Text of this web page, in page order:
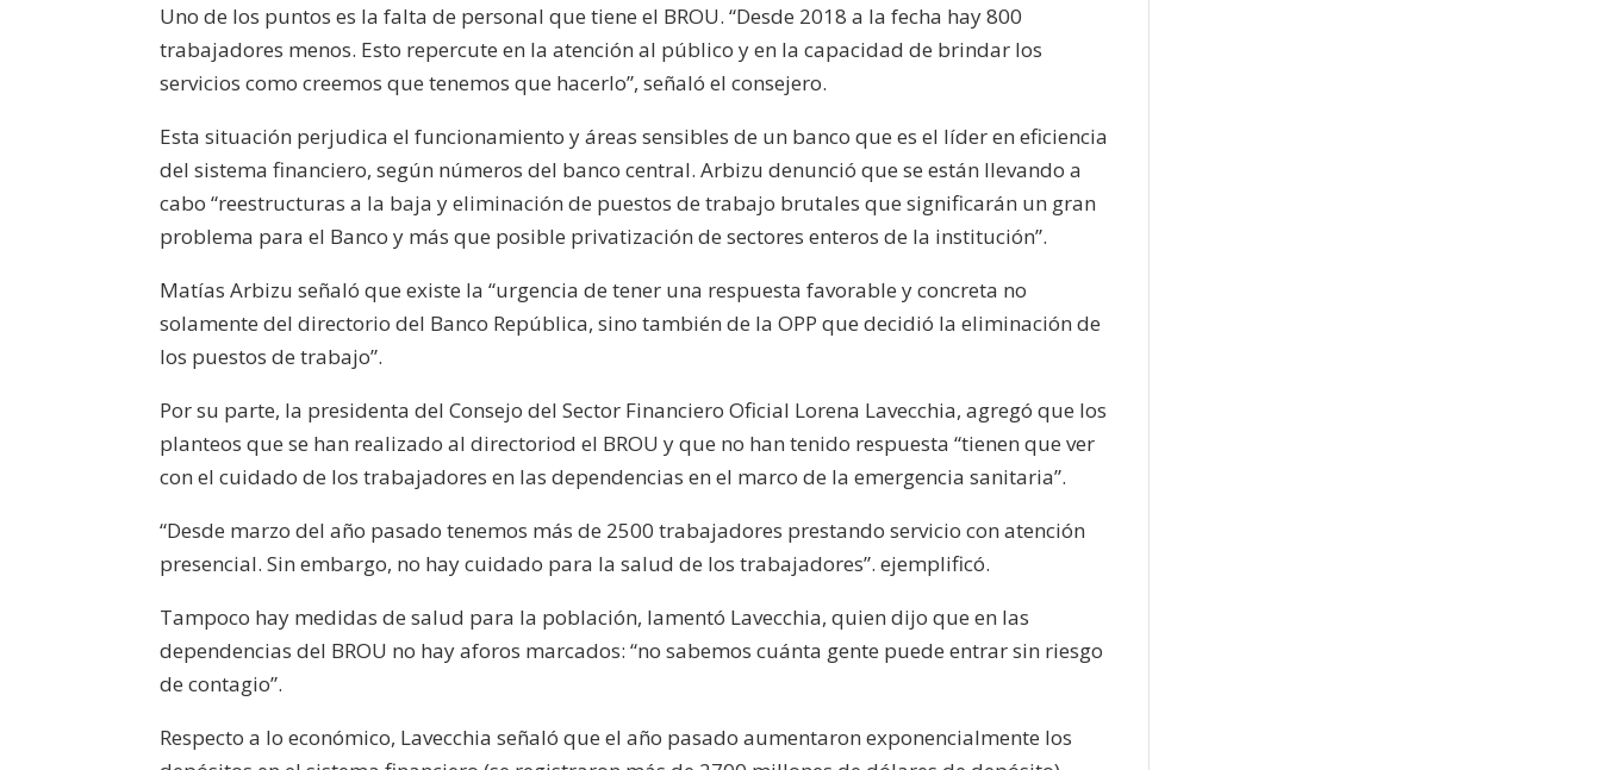
Uno de los puntos es la falta de personal que tiene el BROU. “Desde 2018 a la fecha hay 800
trabajadores menos. Esto repercute en la atención al público y en la capacidad de brindar los
servicios como creemos que tenemos que hacerlo”, señaló el consejero.
Esta situación perjudica el funcionamiento y áreas sensibles de un banco que es el líder en eficiencia
del sistema financiero, según números del banco central. Arbizu denunció que se están llevando a
cabo “reestructuras a la baja y eliminación de puestos de trabajo brutales que significarán un gran
problema para el Banco y más que posible privatización de sectores enteros de la institución”.
Matías Arbizu señaló que existe la “urgencia de tener una respuesta favorable y concreta no
solamente del directorio del Banco República, sino también de la OPP que decidió la eliminación de
los puestos de trabajo”.
Por su parte, la presidenta del Consejo del Sector Financiero Oficial Lorena Lavecchia, agregó que los
planteos que se han realizado al directoriod el BROU y que no han tenido respuesta “tienen que ver
con el cuidado de los trabajadores en las dependencias en el marco de la emergencia sanitaria”.
“Desde marzo del año pasado tenemos más de 2500 trabajadores prestando servicio con atención
presencial. Sin embargo, no hay cuidado para la salud de los trabajadores”. ejemplificó.
Tampoco hay medidas de salud para la población, lamentó Lavecchia, quien dijo que en las
dependencias del BROU no hay aforos marcados: “no sabemos cuánta gente puede entrar sin riesgo
de contagio”.
Respecto a lo económico, Lavecchia señaló que el año pasado aumentaron exponencialmente los